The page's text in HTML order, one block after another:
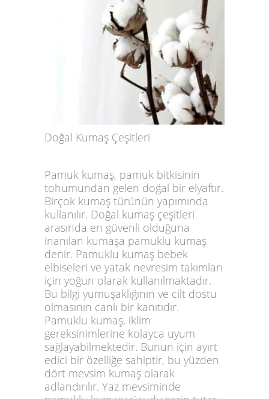
Doğal Kumaş Çeşitleri
Pamuk kumaş, pamuk bitkisinin
tohumundan gelen doğal bir elyaftır.
Birçok kumaş türünün yapımında
kullanılır. Doğal kumaş çeşitleri
arasında en güvenli olduğuna
inanılan kumaşa pamuklu kumaş
denir. Pamuklu kumaş bebek
elbiseleri ve yatak nevresim takımları
için yoğun olarak kullanılmaktadır.
Bu bilgi yumuşaklığının ve cilt dostu
olmasının canlı bir kanıtıdır.
Pamuklu kumaş, iklim
gereksinimlerine kolayca uyum
sağlayabilmektedir. Bunun için ayırt
edici bir özelliğe sahiptir, bu yüzden
dört mevsim kumaş olarak
adlandırılır. Yaz mevsiminde